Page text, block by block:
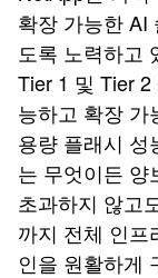
확장 가능한 AI
도록 노력하고
Tier 1 및 Tier
능하고 확장 가
용량 플래시 성
는 무엇이든 양
초과하지 않고
까지 전체 인프
인을 원활하게